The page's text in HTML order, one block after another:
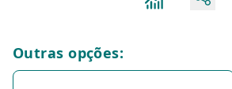
Outras opções: